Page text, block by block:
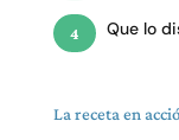
Que lo
La receta en